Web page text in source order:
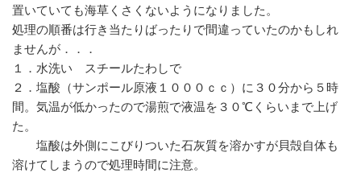
置いていても海草くさくないようになりました。
処理の順番は行き当たりばったりで間違っていたのかもしれ
ませんが．．．
１．水洗い スチールたわしで
２．塩酸（サンポール原液１０００ｃｃ）に３０分から５時
間。気温が低かったので湯煎で液温を３０℃くらいまで上げ
た。
塩酸は外側にこびりついた石灰質を溶かすが貝殻自体も
溶けてしまうので処理時間に注意。